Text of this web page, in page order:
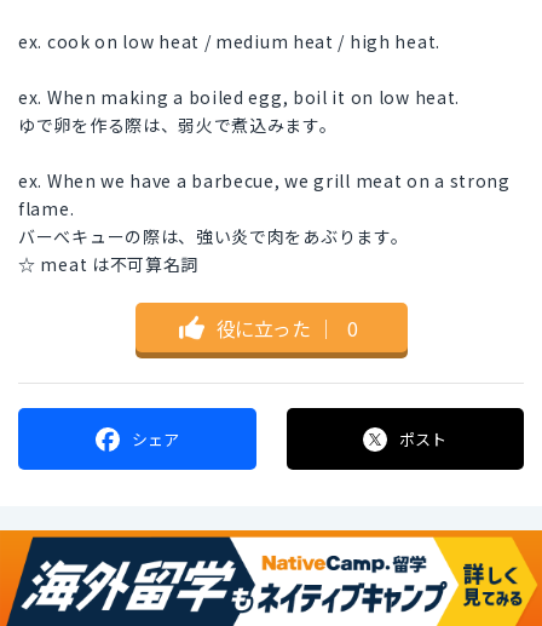
ex. cook on low heat / medium heat / high heat.
ex. When making a boiled egg, boil it on low heat.
ゆで卵を作る際は、弱火で煮込みます。
ex. When we have a barbecue, we grill meat on a strong
flame.
バーべキューの際は、強い炎で肉をあぶります。
☆ meat は不可算名詞
役に立った ｜ 0
シェア ポスト